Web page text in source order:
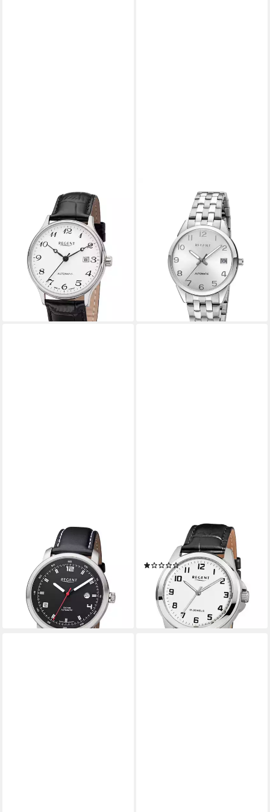
Automatikuhr GM2206,
Armbanduhr, Damenuhr,
Herrenuhr, Made in Germany,
Mechanische Uhr
ab 275,02 €
UVP 288,00 €
lieferbar - in 2-3 Werktagen bei dir
Automatikuhr F1663,
Armbanduhr, Damenuhr,
Mechanische Uhr,
Edelstahlarmband, analog, Tag
179,53 €
lieferbar - in 2-3 Werktagen bei dir
Automatikuhr Saphirglas,
Made in Germany, Glasboden
ab 388,88 € UVP428,00 €
lieferbar - in 4-5 Werktagen bei dir
Mechanische Uhr Handaufzug
Herrenuhr 39mm F1391
(1)
137,77 €
lieferbar - in 4-5 Werktagen bei dir